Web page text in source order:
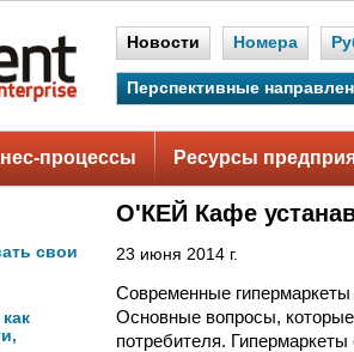
Новости Номера
Перспективные
процессы Ресурсы
свои
О'КЕЙ Кафе
23 июня 2014 г.
Современные
Основные вопросы,
потребителя.